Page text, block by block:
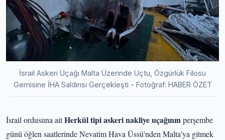
İsrail Askeri Uçağı Malta Üzerinde Uçtu, Özgürlük Filosu
Gemisine İHA Saldırısı Gerçekleşti - Fotoğraf: HABER ÖZET
İsrail ordusuna aitHerkül tipi askeri nakliye uçağınınperşembe
günü öğlen saatlerinde Nevatim Hava Üssü'nden Malta'ya gitmek